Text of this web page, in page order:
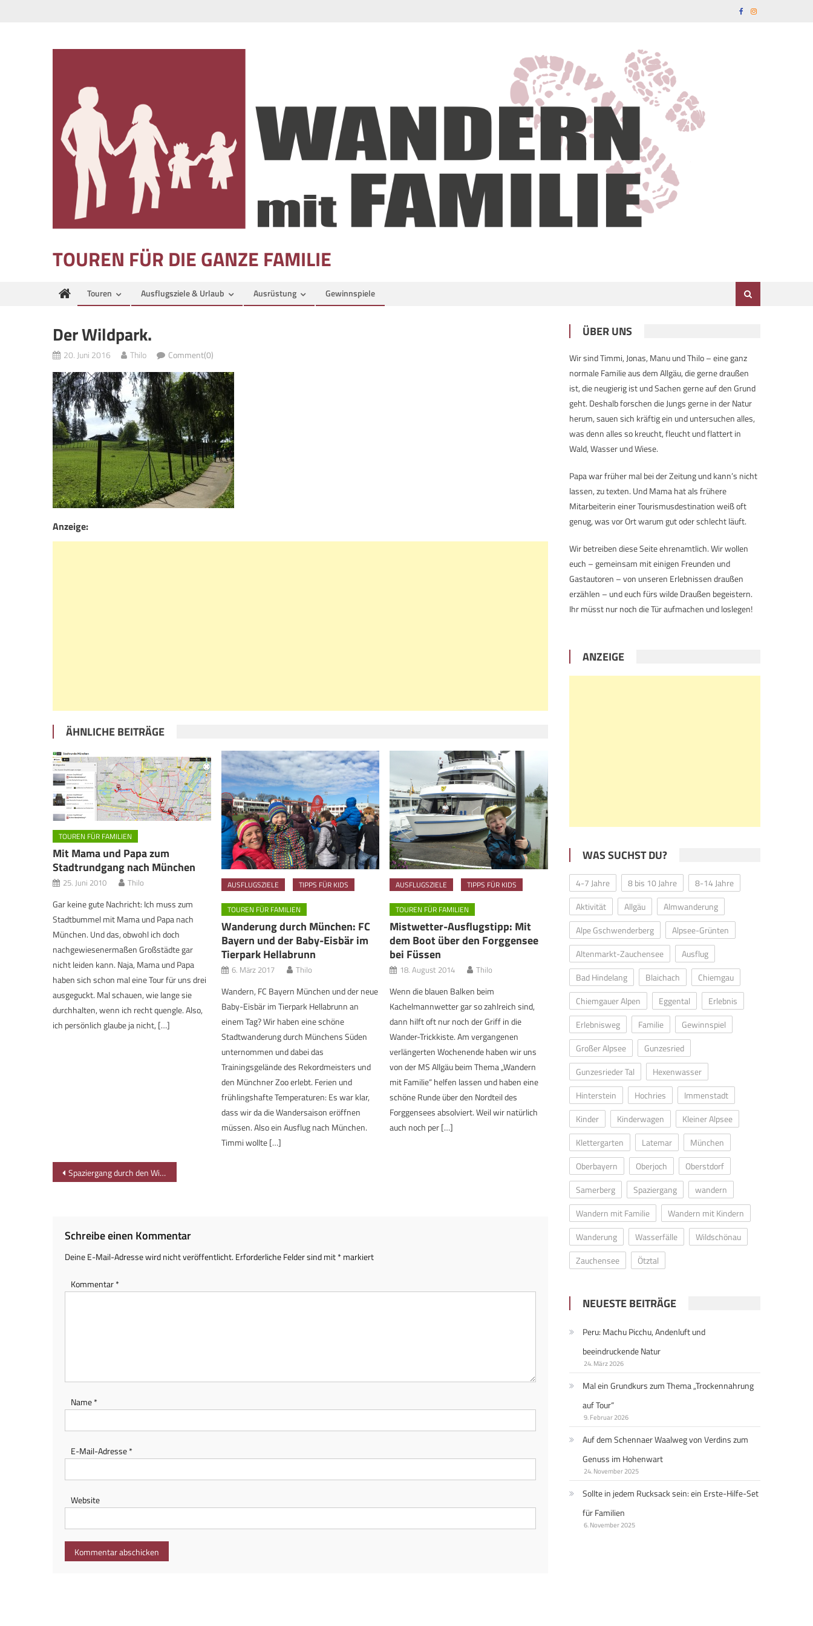
TOUREN FÜR DIE GANZE FAMILIE
Touren Ausflugsziele & Urlaub Ausrüstung Gewinnspiele
Der Wildpark.
20. Juni 2016 Thilo Comment(0)
Anzeige:
ÄHNLICHE BEITRÄGE
TOUREN FÜR FAMILIEN
Mit Mama und Papa zum
Stadtrundgang nach München
25. Juni 2010 Thilo
Gar keine gute Nachricht: Ich muss zum
Stadtbummel mit Mama und Papa nach
München. Und das, obwohl ich doch
nachgewiesenermaßen Großstädte gar
nicht leiden kann. Naja, Mama und Papa
haben sich schon mal eine Tour für uns drei
ausgeguckt. Mal schauen, wie lange sie
durchhalten, wenn ich recht quengle. Also,
ich persönlich glaube ja nicht, […]
AUSFLUGSZIELE TIPPS FÜR KIDS
TOUREN FÜR FAMILIEN
Wanderung durch München: FC
Bayern und der Baby-Eisbär im
Tierpark Hellabrunn
6. März 2017 Thilo
Wandern, FC Bayern München und der neue
Baby-Eisbär im Tierpark Hellabrunn an
einem Tag? Wir haben eine schöne
Stadtwanderung durch Münchens Süden
unternommen und dabei das
Trainingsgelände des Rekordmeisters und
den Münchner Zoo erlebt. Ferien und
frühlingshafte Temperaturen: Es war klar,
dass wir da die Wandersaison eröffnen
müssen. Also ein Ausflug nach München.
Timmi wollte […]
AUSFLUGSZIELE TIPPS FÜR KIDS
TOUREN FÜR FAMILIEN
Mistwetter-Ausflugstipp: Mit
dem Boot über den Forggensee
bei Füssen
18. August 2014 Thilo
Wenn die blauen Balken beim
Kachelmannwetter gar so zahlreich sind,
dann hilft oft nur noch der Griff in die
Wander-Trickkiste. Am vergangenen
verlängerten Wochenende haben wir uns
von der MS Allgäu beim Thema „Wandern
mit Familie“ helfen lassen und haben eine
schöne Runde über den Nordteil des
Forggensees absolviert. Weil wir natürlich
auch noch per […]
Beitragsnavigation
Spaziergang durch den Wildpark am Pfänder bei Bregenz
Schreibe einen Kommentar
Deine E-Mail-Adresse wird nicht veröffentlicht. Erforderliche Felder sind mit*markiert
Kommentar*
Name*
E-Mail-Adresse*
Website
ÜBER UNS
Wir sind Timmi, Jonas, Manu und Thilo – eine ganz
normale Familie aus dem Allgäu, die gerne draußen
ist, die neugierig ist und Sachen gerne auf den Grund
geht. Deshalb forschen die Jungs gerne in der Natur
herum, sauen sich kräftig ein und untersuchen alles,
was denn alles so kreucht, fleucht und flattert in
Wald, Wasser und Wiese.
Papa war früher mal bei der Zeitung und kann’s nicht
lassen, zu texten. Und Mama hat als frühere
Mitarbeiterin einer Tourismusdestination weiß oft
genug, was vor Ort warum gut oder schlecht läuft.
Wir betreiben diese Seite ehrenamtlich. Wir wollen
euch – gemeinsam mit einigen Freunden und
Gastautoren – von unseren Erlebnissen draußen
erzählen – und euch fürs wilde Draußen begeistern.
Ihr müsst nur noch die Tür aufmachen und loslegen!
ANZEIGE
WAS SUCHST DU?
4-7 Jahre 8 bis 10 Jahre
8-14 Jahre
Aktivität
Allgäu
Almwanderung
Alpe Gschwenderberg
Alpsee-Grünten
Altenmarkt-Zauchensee
Ausflug
Bad Hindelang
Blaichach
Chiemgau
Chiemgauer Alpen
Eggental
Erlebnis
Erlebnisweg
Familie
Gewinnspiel
Großer Alpsee
Gunzesried
Gunzesrieder Tal
Hexenwasser
Hinterstein
Hochries
Immenstadt
Kinder
Kinderwagen
Kleiner Alpsee
Klettergarten
Latemar
München
Oberbayern
Oberjoch
Oberstdorf
Samerberg
Spaziergang
wandern
Wandern mit Familie
Wandern mit Kindern
Wanderung
Wasserfälle
Wildschönau
Zauchensee
Ötztal
NEUESTE BEITRÄGE
Peru: Machu Picchu, Andenluft und
beeindruckende Natur
24. März 2026
Mal ein Grundkurs zum Thema „Trockennahrung
auf Tour“
9. Februar 2026
Auf dem Schennaer Waalweg von Verdins zum
Genuss im Hohenwart
24. November 2025
Sollte in jedem Rucksack sein: ein Erste-Hilfe-Set
für Familien
6. November 2025